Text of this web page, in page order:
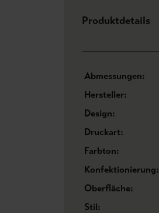
Produktdetails
Abmessungen:
Hersteller:
Design:
Druckart:
Farbton:
Konfektionierung:
Oberfläche:
Stil: